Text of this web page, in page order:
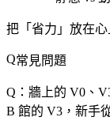
把「省力」放在
常見問題
Q：牆上的 V0、
B 館的 V3，新手